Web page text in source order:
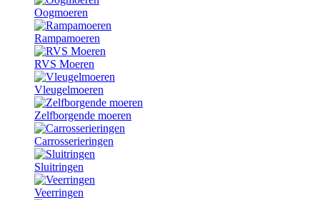
Oogmoeren
Rampamoeren
RVS Moeren
Vleugelmoeren
Zelfborgende moeren
Carrosserieringen
Sluitringen
Veerringen